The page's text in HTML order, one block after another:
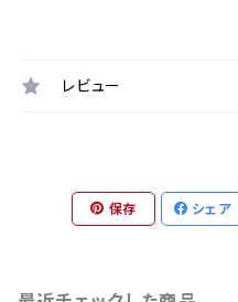
レビュー
保存 シェア